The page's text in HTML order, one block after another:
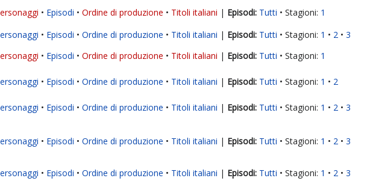
Episodi Ordine di produzione Titoli italiani | Tutti Stagioni: 1
Episodi Ordine di produzione Titoli italiani | Tutti Stagioni: 1 2
3
Episodi Ordine di produzione Titoli italiani | Tutti Stagioni: 1
Episodi Ordine di produzione Titoli italiani | Tutti Stagioni: 1 2
Episodi Ordine di produzione Titoli italiani | Tutti Stagioni: 1 2
3
Episodi Ordine di produzione Titoli italiani | Tutti Stagioni: 1 2
3
Episodi Ordine di produzione Titoli italiani | Tutti Stagioni: 1 2
3